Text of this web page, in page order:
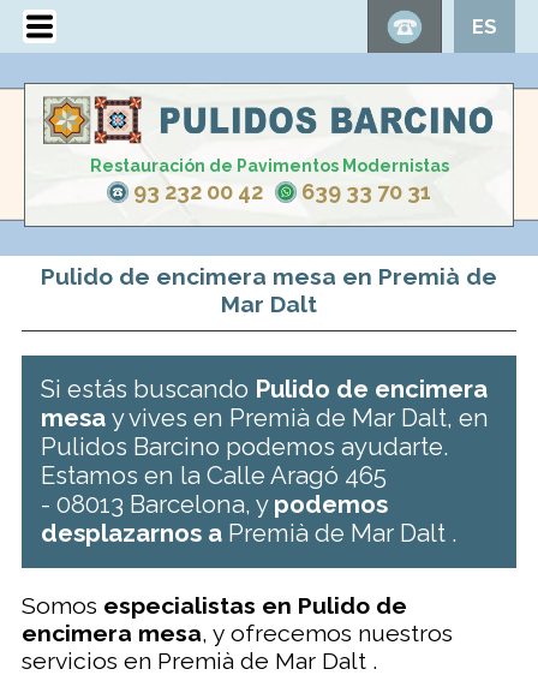
ES
Restauración de Pavimentos Modernistas
93 232 00 42 639 33 70 31
Pulido de encimera mesa en Premià de
Mar Dalt
Si estás buscando Pulido de encimera
mesay vives en Premià de Mar Dalt, en
Pulidos Barcino podemos ayudarte.
Estamos en la Calle Aragó 465
- 08013 Barcelona, y podemos
desplazarnos a Premià de Mar Dalt .
Somos especialistas en Pulido de
encimera mesa, y ofrecemos nuestros
servicios en Premià de Mar Dalt .